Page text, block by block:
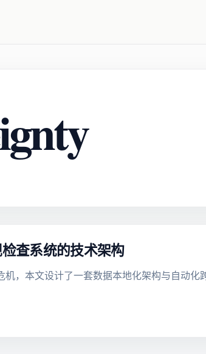
查系统的技术架构
，本文设计了一套数据本地化架构与自动化